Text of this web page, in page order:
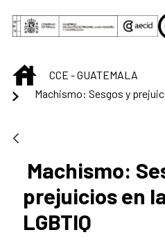
Saltar al contenido principal
INICIOCCE - GUATEMALA
Machismo:
prejuicios en
LGBTIQ